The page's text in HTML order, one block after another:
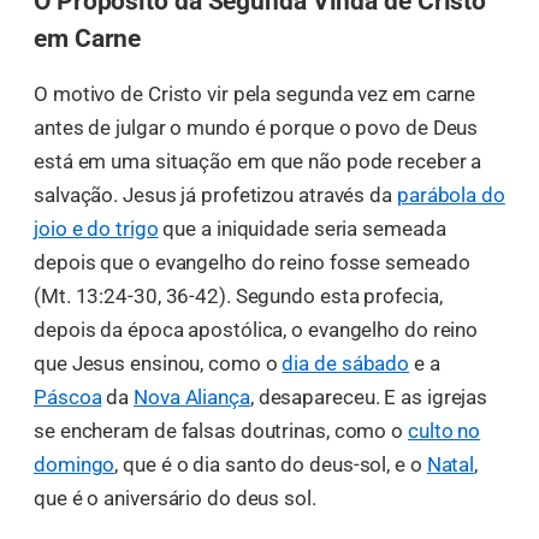
em Carne
O motivo de Cristo vir pela segunda vez em carne
antes de julgar o mundo é porque o povo de Deus
está em uma situação em que não pode receber a
salvação. Jesus já profetizou através da parábola do
joio e do trigo que a iniquidade seria semeada
depois que o evangelho do reino fosse semeado
(Mt. 13:24-30, 36-42). Segundo esta profecia,
depois da época apostólica, o evangelho do reino
que Jesus ensinou, como odia de sábado e a
Páscoada Nova Aliança, desapareceu. E as igrejas
se encheram de falsas doutrinas, como o culto no
domingo, que é o dia santo do deus-sol, e o Natal ,
que é o aniversário do deus sol.